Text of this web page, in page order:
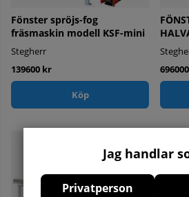
Jag handlar
Privatperson
Fönster spröjs-fog
fräsmaskin modell KSF-mini
Stegherr
139600 kr
Köp